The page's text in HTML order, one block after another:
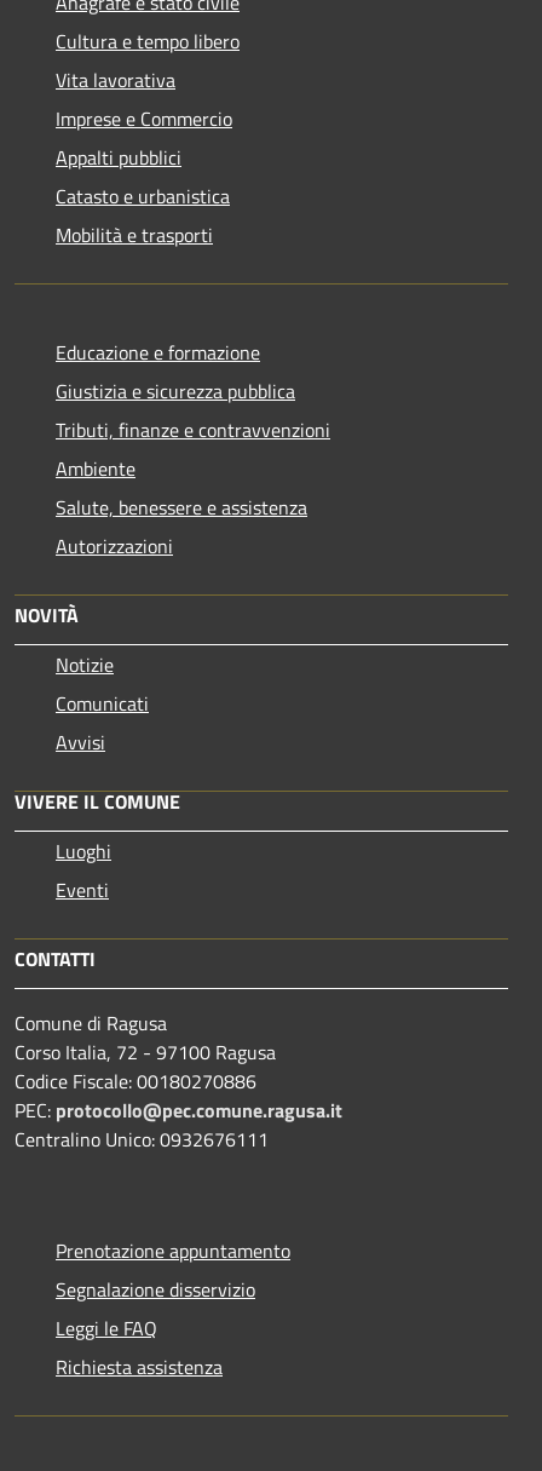
Cultura e tempo libero
Vita lavorativa
Imprese e Commercio
Appalti pubblici
Catasto e urbanistica
Mobilità e trasporti
Educazione e formazione
Giustizia e sicurezza pubblica
Tributi, finanze e contravvenzioni
Ambiente
Salute, benessere e assistenza
Autorizzazioni
NOVITÀ
Notizie
Comunicati
Avvisi
VIVERE IL COMUNE
Luoghi
Eventi
CONTATTI
Comune di Ragusa
Corso Italia, 72 - 97100 Ragusa
Codice Fiscale: 00180270886
PEC: protocollo@pec.comune.ragusa.it
Centralino Unico: 0932676111
Prenotazione appuntamento
Segnalazione disservizio
Leggi le FAQ
Richiesta assistenza